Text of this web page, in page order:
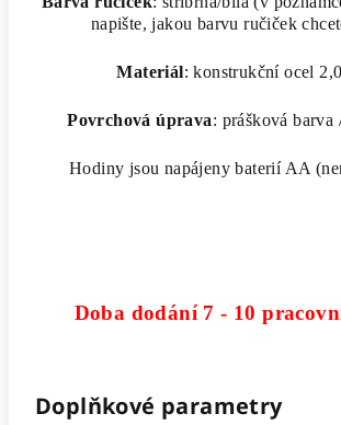
napište, jakou barvu ručiček
Materiál: konstrukční ocel
Povrchová úprava: prášková barva
Hodiny jsou napájeny baterií AA
Doba dodání 7 - 10
Doplňkové parametry